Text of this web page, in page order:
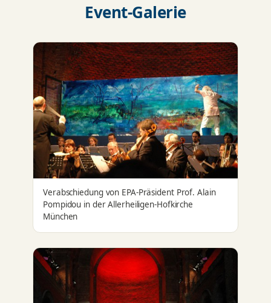
Event-Galerie
Verabschiedung von EPA-Präsident Prof. Alain
Pompidou in der Allerheiligen-Hofkirche
München